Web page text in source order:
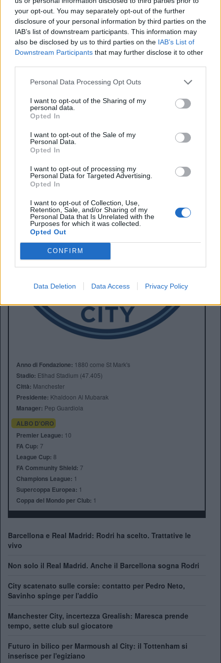
your opt-out. You may separately opt-out of the further
disclosure of your personal information by third parties on the
IAB’s list of downstream participants. This information may
also be disclosed by us to third parties on the IAB’s List of
Downstream Participants that may further disclose it to other
Personal Data Processing Opt Outs
I want to opt-out of the Sharing of my
personal data.
Opted In
I want to opt-out of the Sale of my
Personal Data.
Opted In
I want to opt-out of processing my
Personal Data for Targeted Advertising.
Opted In
I want to opt-out of Collection, Use,
Retention, Sale, and/or Sharing of my
Personal Data that Is Unrelated with the
Purposes for which it was collected.
Opted Out
CONFIRM
Data Deletion Data Access Privacy Policy
prossimo addio diYaya Tourè. Si attendono dunque
sviluppi per quella che sarà con tutta probabilità una
sessione estiva di calciomercato da ricordare per i
supporters dei Citizens.
SIMONE TORRICINI
Twitter: @Calciopremier
Anno di Fondazione: 1880 come St Mark's
Stadio: Etihad Stadium (47.405)
Città: Manchester
Presidente: Khaldoon Al Mubarak
Manager: Pep Guardiola
ALBO D'ORO
Premier League: 10
FA Cup: 7
League Cup: 8
FA Community Shield: 7
Champions League: 1
Supercoppa Europea: 1
Coppa del Mondo per Club: 1
Barcellona e Real Madrid: Rodri ha scelto. Trattative le
vivo
Non solo il Real Madrid. Anche il Barcellona sogna Rodri
City scatenato sulle corsie: contatto per Pedro Neto,
Savinho spinge per l'addio
Manchester City, incertezza Grealish: Maresca prende
tempo, sette club sul giocatore
Futuro in bilico per Marmoush al City: il Tottenham si
inserisce per l'egiziano